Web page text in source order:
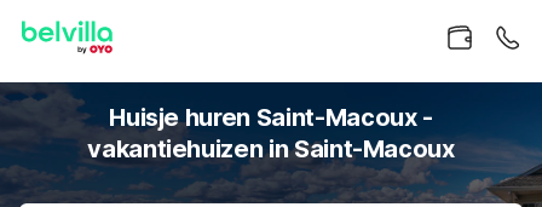
Huisje huren Saint-Macoux -
vakantiehuizen in Saint-Macoux